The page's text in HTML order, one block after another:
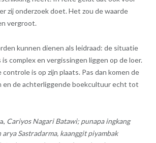
zij onderzoek doet. Het zou de waarde
vergroot.
kunnen dienen als leidraad: de situatie
complex en vergissingen liggen op de loer.
is op zijn plaats. Pas dan komen de
en de achterliggende boekcultuur echt tot
Cariyos Nagari Batawi; punapa ingkang
Sastradarma, kaanggit piyambak